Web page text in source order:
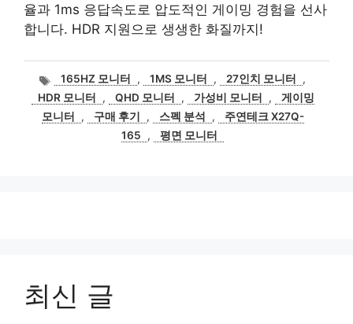
율과 1ms 응답속도로 압도적인 게이밍 경험을 선사
합니다. HDR 지원으로 생생한 화질까지!
태
그
165HZ 모니터 , 1MS 모니터 , 27인치 모니터
,
HDR 모니터
, QHD 모니터 , 가성비 모니터 ,
게이밍
모니터
, 구매 후기 , 스펙 분석 ,
주연테크 X27Q-
165
, 평면 모니터
최신 글